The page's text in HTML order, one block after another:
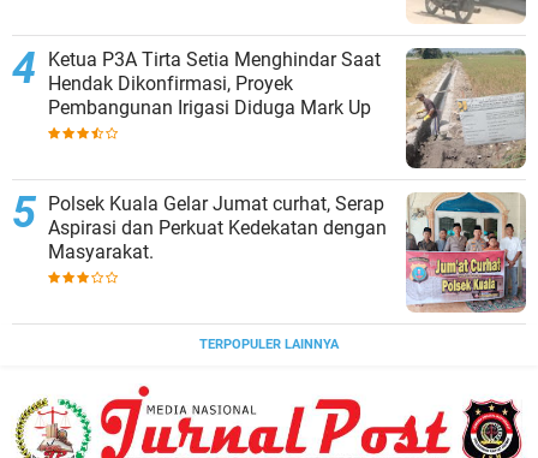
Ketua P3A Tirta Setia Menghindar Saat
Hendak Dikonfirmasi, Proyek
Pembangunan Irigasi Diduga Mark Up
Polsek Kuala Gelar Jumat curhat, Serap
Aspirasi dan Perkuat Kedekatan dengan
Masyarakat.
TERPOPULER LAINNYA